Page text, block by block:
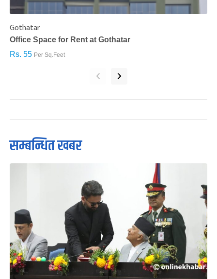
Gothatar
Office Space for Rent at Gothatar
Rs. 55 Per Sq.Feet
‹ ›
सम्बन्धित खबर